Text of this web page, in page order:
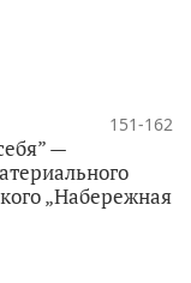
151-162
—
„Набережная